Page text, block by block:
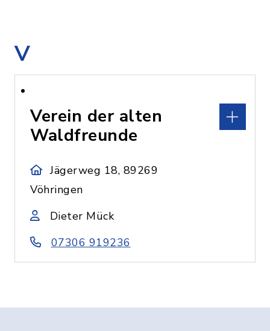
V
Verein der alten
Waldfreunde
Jägerweg 18, 89269
Vöhringen
Dieter Mück
07306 919236